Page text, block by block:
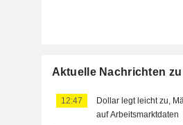
Aktuelle Nachrichten zu
12:47
Dollar legt leicht zu,
auf Arbeitsmarktdaten